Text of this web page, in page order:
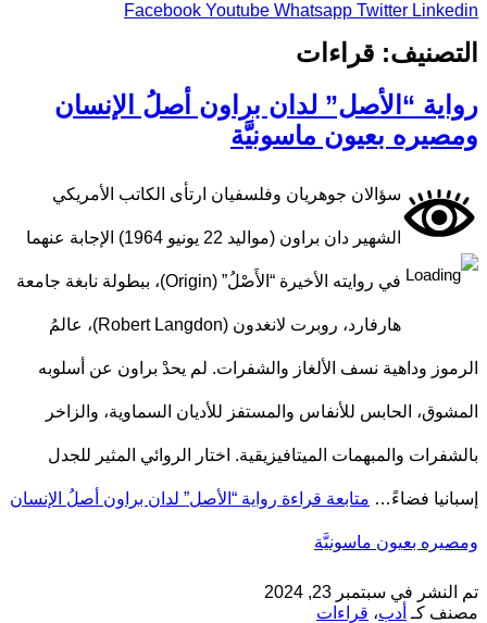
Facebook Youtube Whatsapp Twitter Linkedin
التصنيف: قراءات
رواية “الأصل” لدان براون أصلُ الإنسان
ومصيره بعيون ماسونيَّة
سؤالان جوهريان وفلسفيان ارتأى الكاتب الأمريكي
الشهير دان براون (مواليد 22 يونيو 1964) الإجابة عنهما
في روايته الأخيرة “الأَصْلُ” (Origin)، ببطولة نابغة جامعة
هارفارد، روبرت لانغدون (Robert Langdon)، عالمُ
الرموز وداهية نسف الألغاز والشفرات. لم يحدْ براون عن أسلوبه
المشوق، الحابس للأنفاس والمستفز للأديان السماوية، والزاخر
بالشفرات والمبهمات الميتافيزيقية. اختار الروائي المثير للجدل
إسبانيا فضاءً… متابعة قراءة رواية “الأصل” لدان براون أصلُ الإنسان
ومصيره بعيون ماسونيَّة
تم النشر في سبتمبر 23, 2024
مصنف كـ أدب، قراءات